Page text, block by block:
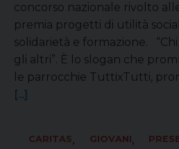
concorso nazionale rivolto
premia progetti di utilità
solidarietà e formazione.
gli altri”. È lo slogan che
le parrocchie TuttixTutti,
[...]
CARITAS, GIOVANI,